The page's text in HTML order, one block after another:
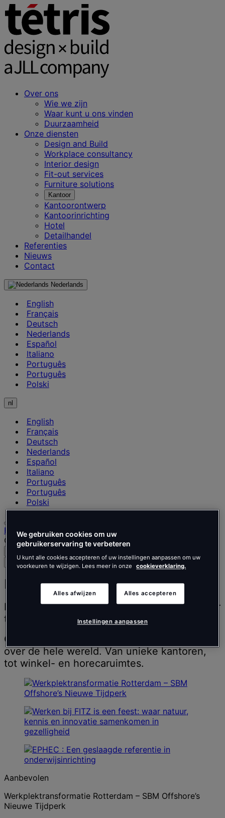
Over ons
Wie we zijn
Waar kunt u ons vinden
Duurzaamheid
Onze diensten
Design and Build
Workplace consultancy
Interior design
Fit-out services
Furniture solutions
Kantoor
Kantoorontwerp
Kantoorinrichting
Hotel
Detailhandel
Referenties
Nieuws
Contact
Nederlands
English
Français
Deutsch
Nederlands
Español
Italiano
Português
Português
Polski
nl
English
Français
Deutsch
Nederlands
Español
Italiano
Português
Português
Polski
Homepage
Onze werkzaamheden
Zoek
naar
mensen,
plaatsen,
nieuws
en
inzichten
Referenties
Mensen inspireren om beter te denken, beter
te werken en beter te leven.
Ontdek onze design en build projecten van
over de hele wereld. Van unieke kantoren,
tot winkel- en horecaruimtes.
Aanbevolen
Werkplektransformatie Rotterdam – SBM Offshore’s
Nieuwe Tijdperk
We gebruiken cookies om uw
gebruikerservaring te verbeteren
U kunt alle cookies accepteren of uw instellingen aanpassen om uw
voorkeuren te wijzigen. Lees meer in onze
cookieverklaring.
Alles afwijzen Alles accepteren
Instellingen aanpassen